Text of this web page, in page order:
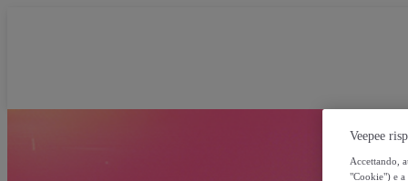
Veepee
Accettando,
"Cookie") e